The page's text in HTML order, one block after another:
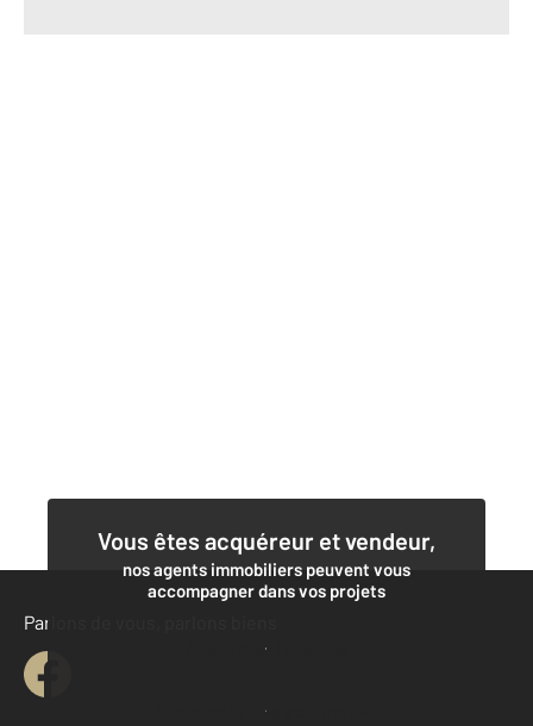
Vous êtes acquéreur et vendeur,
nos agents immobiliers peuvent vous
accompagner dans vos projets
Contacter l'agence
Demander une estimation
Parlons de vous, parlons biens